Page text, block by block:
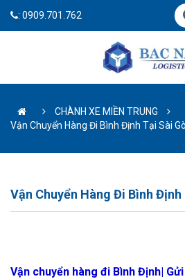
: 0909.701.762
CHÀNH XE MIỀN TRUNG
Vận Chuyển Hàng Đi Bình Định Tại Sài
Vận Chuyển Hàng Đi Bình Định
Vận chuyển hàng đi Bình Định|